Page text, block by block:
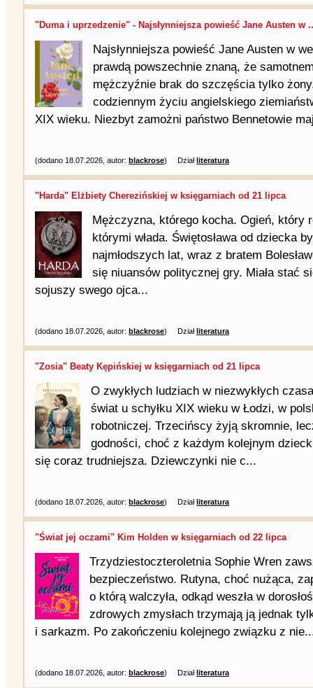
"Duma i uprzedzenie" - Najsłynniejsza powieść Jane Austen w
Najsłynniejsza powieść Jane Austen w
prawdą powszechnie znaną, że
mężczyźnie brak do szczęścia tylko
codziennym życiu angielskiego
XIX wieku. Niezbyt zamożni państwo Bennetowie
(dodano 18.07.2026, autor: blackrose) Działliteratura
"Harda" Elżbiety Cherezińskiej w księgarniach od 21 lipca
Mężczyzna, którego kocha. Ogień, który
którymi włada. Świętosława od dziecka
najmłodszych lat, wraz z bratem
się niuansów politycznej gry. Miała stać
sojuszy swego ojca...
(dodano 18.07.2026, autor: blackrose) Działliteratura
"Zosia" Beaty Kępińskiej w księgarniach od 21 lipca
O zwykłych ludziach w niezwykłych
świat u schyłku XIX wieku w Łodzi, w
robotniczej. Trzecińscy żyją skromnie,
godności, choć z każdym kolejnym
się coraz trudniejsza. Dziewczynki nie c...
(dodano 18.07.2026, autor: blackrose) Działliteratura
"Świat jej oczami" Kim Holden w księgarniach od 22 lipca
Trzydziestoczteroletnia Sophie Wren
bezpieczeństwo. Rutyna, choć nużąca,
o którą walczyła, odkąd weszła w
zdrowych zmysłach trzymają ją jednak
i sarkazm. Po zakończeniu kolejnego związku z
(dodano 18.07.2026, autor: blackrose) Działliteratura